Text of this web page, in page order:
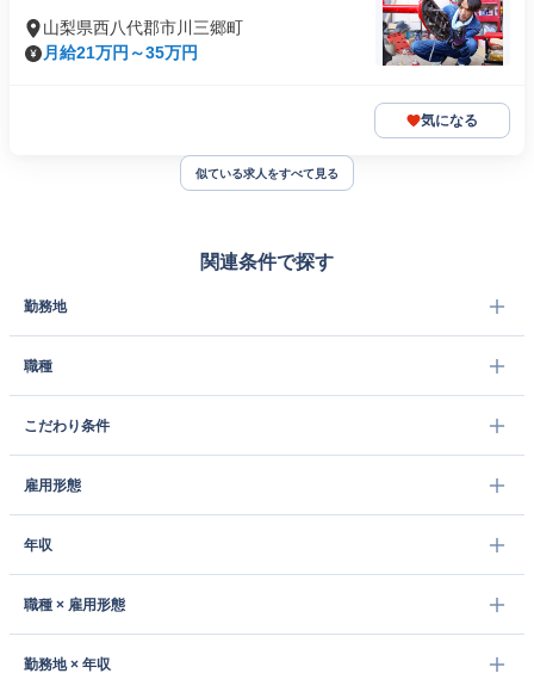
山梨県西八代郡市川三郷町
月給21万円～35万円
気になる
似ている求人をすべて見る
関連条件で探す
勤務地
職種
こだわり条件
雇用形態
年収
職種 × 雇用形態
勤務地 × 年収